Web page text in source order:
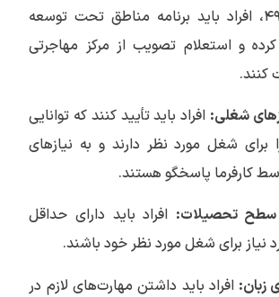
درخواست ویزای ۴۹۴، افراد باید برنامه مناطق تحت توسعه
کرده و استعلام تصویب از مرکز مهاجرتی
کنند.
افراد باید تأیید کنند که توانایی
برای شغل مورد نظر دارند و به نیازهای
کارفرما پاسخگو هستند.
افراد باید دارای حداقل
برای شغل مورد نظر خود باشند.
افراد باید داشتن مهارت‌های لازم در